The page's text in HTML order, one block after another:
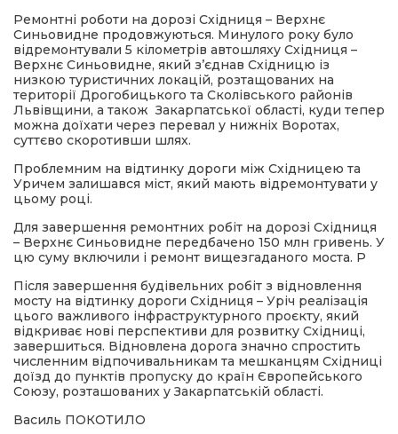
Ремонтні роботи на дорозі Східниця – Верхнє
Синьовидне продовжуються. Минулого року було
відремонтували 5 кілометрів автошляху Східниця –
Верхнє Синьовидне, який з’єднав Східницю із
низкою туристичних локацій, розтащованих на
території Дрогобицького та Сколівського районів
Львівщини, а також Закарпатської області, куди тепер
можна доїхати через перевал у нижніх Воротах,
суттєво скоротивши шлях.
Проблемним на відтинку дороги між Східницею та
Уричем залишався міст, який мають відремонтувати у
цьому році.
Для завершення ремонтних робіт на дорозі Східниця
– Верхнє Синьовидне передбачено 150 млн гривень. У
цю суму включили і ремонт вищезгаданого моста. Р
Після завершення будівельних робіт з відновлення
мосту на відтинку дороги Східниця – Уріч реалізація
цього важливого інфраструктурного проєкту, який
відкриває нові перспективи для розвитку Східниці,
завершиться. Відновлена дорога значно спростить
численним відпочивальникам та мешканцям Східниці
доїзд до пунктів пропуску до країн Європейського
Союзу, розташованих у Закарпатській області.
Василь ПОКОТИЛО